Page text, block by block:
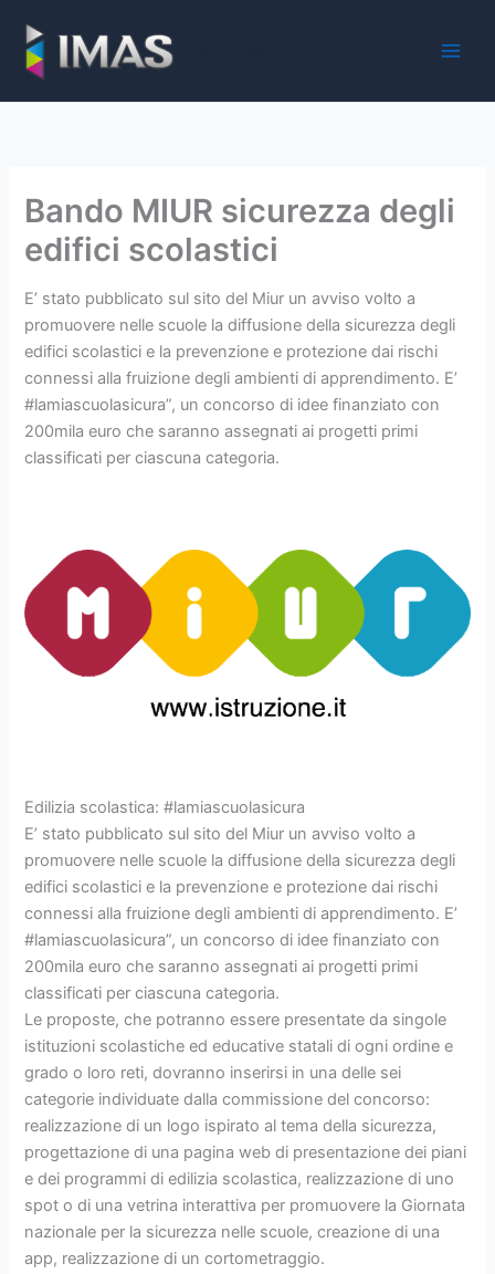
contenuto
Bando MIUR sicurezza degli
edifici scolastici
E’ stato pubblicato sul sito del Miur un avviso volto a
promuovere nelle scuole la diffusione della sicurezza degli
edifici scolastici e la prevenzione e protezione dai rischi
connessi alla fruizione degli ambienti di apprendimento. E’
#lamiascuolasicura”, un concorso di idee finanziato con
200mila euro che saranno assegnati ai progetti primi
classificati per ciascuna categoria.
Edilizia scolastica: #lamiascuolasicura
E’ stato pubblicato sul sito del Miur un avviso volto a
promuovere nelle scuole la diffusione della sicurezza degli
edifici scolastici e la prevenzione e protezione dai rischi
connessi alla fruizione degli ambienti di apprendimento. E’
#lamiascuolasicura”, un concorso di idee finanziato con
200mila euro che saranno assegnati ai progetti primi
classificati per ciascuna categoria.
Le proposte, che potranno essere presentate da singole
istituzioni scolastiche ed educative statali di ogni ordine e
grado o loro reti, dovranno inserirsi in una delle sei
categorie individuate dalla commissione del concorso:
realizzazione di un logo ispirato al tema della sicurezza,
progettazione di una pagina web di presentazione dei piani
e dei programmi di edilizia scolastica, realizzazione di uno
spot o di una vetrina interattiva per promuovere la Giornata
nazionale per la sicurezza nelle scuole, creazione di una
app, realizzazione di un cortometraggio.